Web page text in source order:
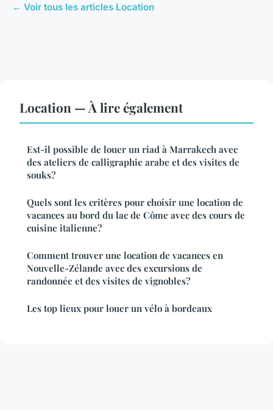
← Voir tous les articles Location
Location — À lire également
Est-il possible de louer un riad à Marrakech avec
des ateliers de calligraphie arabe et des visites de
souks?
Quels sont les critères pour choisir une location de
vacances au bord du lac de Côme avec des cours de
cuisine italienne?
Comment trouver une location de vacances en
Nouvelle-Zélande avec des excursions de
randonnée et des visites de vignobles?
Les top lieux pour louer un vélo à bordeaux